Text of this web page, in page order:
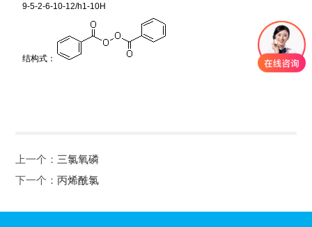
9-5-2-6-10-12/h1-10H
结构式：
上一个： 三氯氧磷
下一个：丙烯酰氯